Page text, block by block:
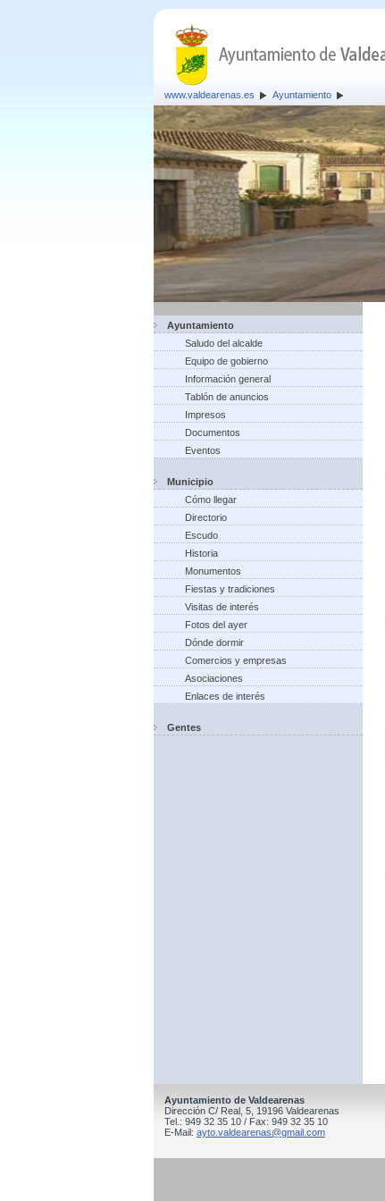
www.valdearenas.es Ayuntamiento
Ayuntamiento
Saludo del alcalde
Equipo de gobierno
Información general
Tablón de anuncios
Impresos
Documentos
Eventos
Municipio
Cómo llegar
Directorio
Escudo
Historia
Monumentos
Fiestas y tradiciones
Visitas de interés
Fotos del ayer
Dónde dormir
Comercios y empresas
Asociaciones
Enlaces de interés
Gentes
Ayuntamiento de Valdearenas
Dirección C/ Real, 5, 19196 Valdearenas
Tel.: 949 32 35 10 / Fax: 949 32 35 10
E-Mail: ayto.valdearenas@gmail.com